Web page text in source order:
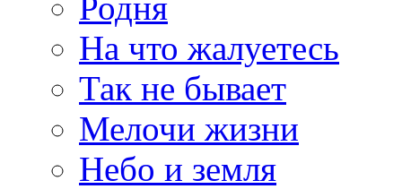
На что жалуетесь
Так не бывает
Мелочи жизни
Небо и земля